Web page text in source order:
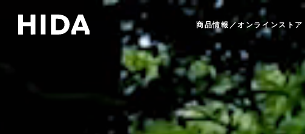
商品情報／オンラインストア